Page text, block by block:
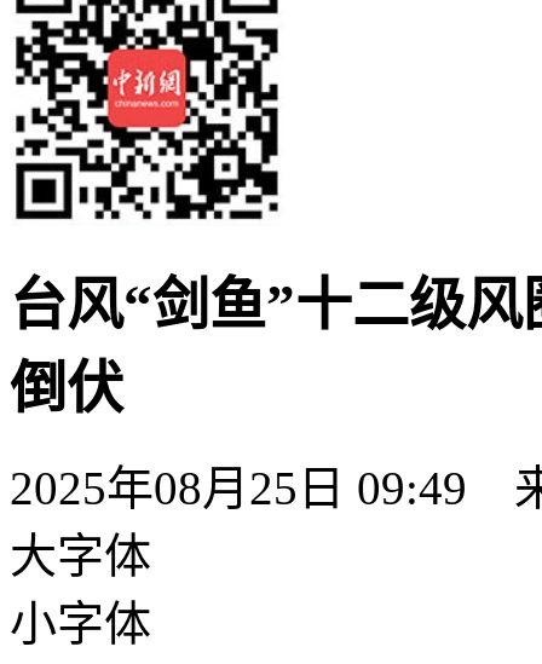
台风“剑鱼”十二级
倒伏
2025年08月25日 09:49
大字体
小字体